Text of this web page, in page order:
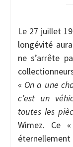
Le 27 juillet
longévité
ne s’arrête
« On a une
c’est un
toutes les
Wimez. Ce
éternellement